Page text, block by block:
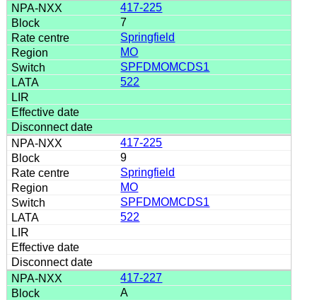
417-225
7
Springfield
MO
SPFDMOMCDS1
522
417-225
9
Springfield
MO
SPFDMOMCDS1
522
417-227
A